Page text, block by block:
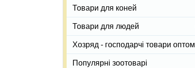
Товари для коней
Товари для людей
Хозряд - господарчі товари оптом
Популярні зоотоварі